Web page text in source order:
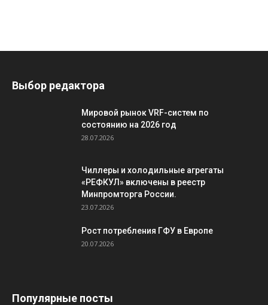
Выбор редактора
Мировой рынок VRF-систем по
состоянию на 2026 год
28.07.2026
Чиллеры и холодильные агрегаты
«РЕФКУЛ» включены в реестр
Минпромторга России.
23.07.2026
Рост потребления ГФУ в Европе
20.07.2026
Популярные посты